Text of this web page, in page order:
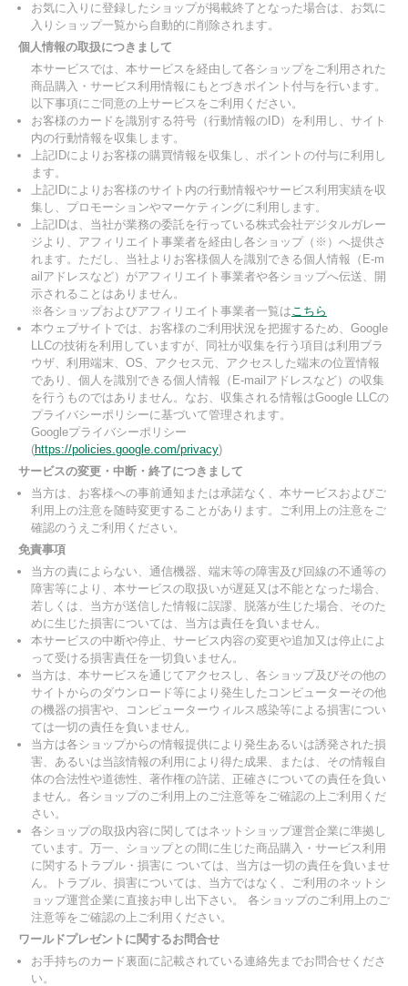
お気に入りに登録したショップが掲載終了となった場合は、お気に
入りショップ一覧から自動的に削除されます。
個人情報の取扱につきまして
本サービスでは、本サービスを経由して各ショップをご利用された
商品購入・サービス利用情報にもとづきポイント付与を行います。
以下事項にご同意の上サービスをご利用ください。
お客様のカードを識別する符号（行動情報のID）を利用し、サイト
内の行動情報を収集します。
上記IDによりお客様の購買情報を収集し、ポイントの付与に利用し
ます。
上記IDによりお客様のサイト内の行動情報やサービス利用実績を収
集し、プロモーションやマーケティングに利用します。
上記IDは、当社が業務の委託を行っている株式会社デジタルガレー
ジより、アフィリエイト事業者を経由し各ショップ（※）へ提供さ
れます。ただし、当社よりお客様個人を識別できる個人情報（E-m
ailアドレスなど）がアフィリエイト事業者や各ショップへ伝送、開
示されることはありません。
※各ショップおよびアフィリエイト事業者一覧はこちら
本ウェブサイトでは、お客様のご利用状況を把握するため、Google
LLCの技術を利用していますが、同社が収集を行う項目は利用ブラ
ウザ、利用端末、OS、アクセス元、アクセスした端末の位置情報
であり、個人を識別できる個人情報（E-mailアドレスなど）の収集
を行うものではありません。なお、収集される情報はGoogle LLCの
プライバシーポリシーに基づいて管理されます。
Googleプライバシーポリシー
(https://policies.google.com/privacy)
サービスの変更・中断・終了につきまして
当方は、お客様への事前通知または承諾なく、本サービスおよびご
利用上の注意を随時変更することがあります。ご利用上の注意をご
確認のうえご利用ください。
免責事項
当方の責によらない、通信機器、端末等の障害及び回線の不通等の
障害等により、本サービスの取扱いが遅延又は不能となった場合、
若しくは、当方が送信した情報に誤謬、脱落が生じた場合、そのた
めに生じた損害については、当方は責任を負いません。
本サービスの中断や停止、サービス内容の変更や追加又は停止によ
って受ける損害責任を一切負いません。
当方は、本サービスを通じてアクセスし、各ショップ及びその他の
サイトからのダウンロード等により発生したコンピューターその他
の機器の損害や、コンピューターウィルス感染等による損害につい
ては一切の責任を負いません。
当方は各ショップからの情報提供により発生あるいは誘発された損
害、あるいは当該情報の利用により得た成果、または、その情報自
体の合法性や道徳性、著作権の許諾、正確さについての責任を負い
ません。各ショップのご利用上のご注意等をご確認の上ご利用くだ
さい。
各ショップの取扱内容に関してはネットショップ運営企業に準拠し
ています。万一、ショップとの間に生じた商品購入・サービス利用
に関するトラブル・損害に ついては、当方は一切の責任を負いませ
ん。トラブル、損害については、当方ではなく、ご利用のネットシ
ョップ運営企業に直接お申し出下さい。 各ショップのご利用上のご
注意等をご確認の上ご利用ください。
ワールドプレゼントに関するお問合せ
お手持ちのカード裏面に記載されている連絡先までお問合せくださ
い。